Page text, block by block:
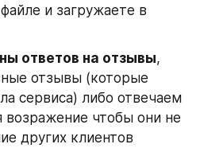
и загружаете в
ответов на отзывы,
отзывы (которые
сервиса) либо отвечаем
возражение чтобы они не
других клиентов